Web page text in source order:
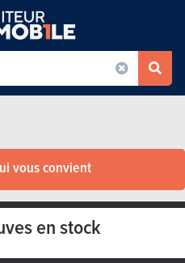
vous convient
en stock